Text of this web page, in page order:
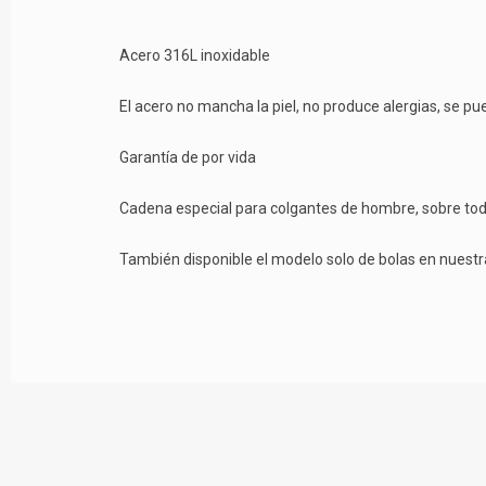
Acero 316L inoxidable
El acero no mancha la piel, no produce alergias, se
Garantía de por vida
Cadena especial para colgantes de hombre, sobre
También disponible el modelo solo de bolas en